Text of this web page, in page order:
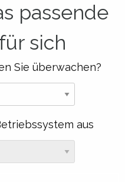
passende
sich
Sie überwachen?
aus